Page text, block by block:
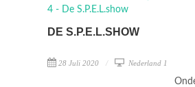
DE S.P.E.L.SHOW
28 Juli 2020 Nederland 1